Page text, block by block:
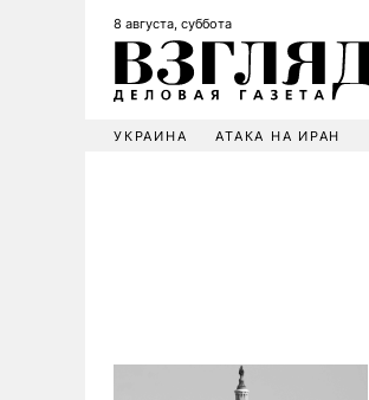
8 августа, суббота
УКРАИНА АТАКА НА ИРАН